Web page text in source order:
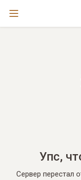
Упс,
Сервер перестал